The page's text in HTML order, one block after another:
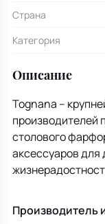
Страна
Категория
Описание
Tognana –
производителей
столового
аксессуаров для
Производитель